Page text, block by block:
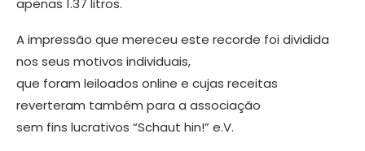
apenas 1.37 litros.
A impressão que mereceu este recorde foi dividida
nos seus motivos individuais,
que foram leiloados online e cujas receitas
reverteram também para a associação
sem fins lucrativos “Schaut hin!” e.V.